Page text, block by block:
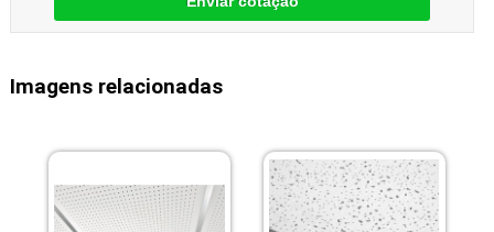
Imagens relacionadas